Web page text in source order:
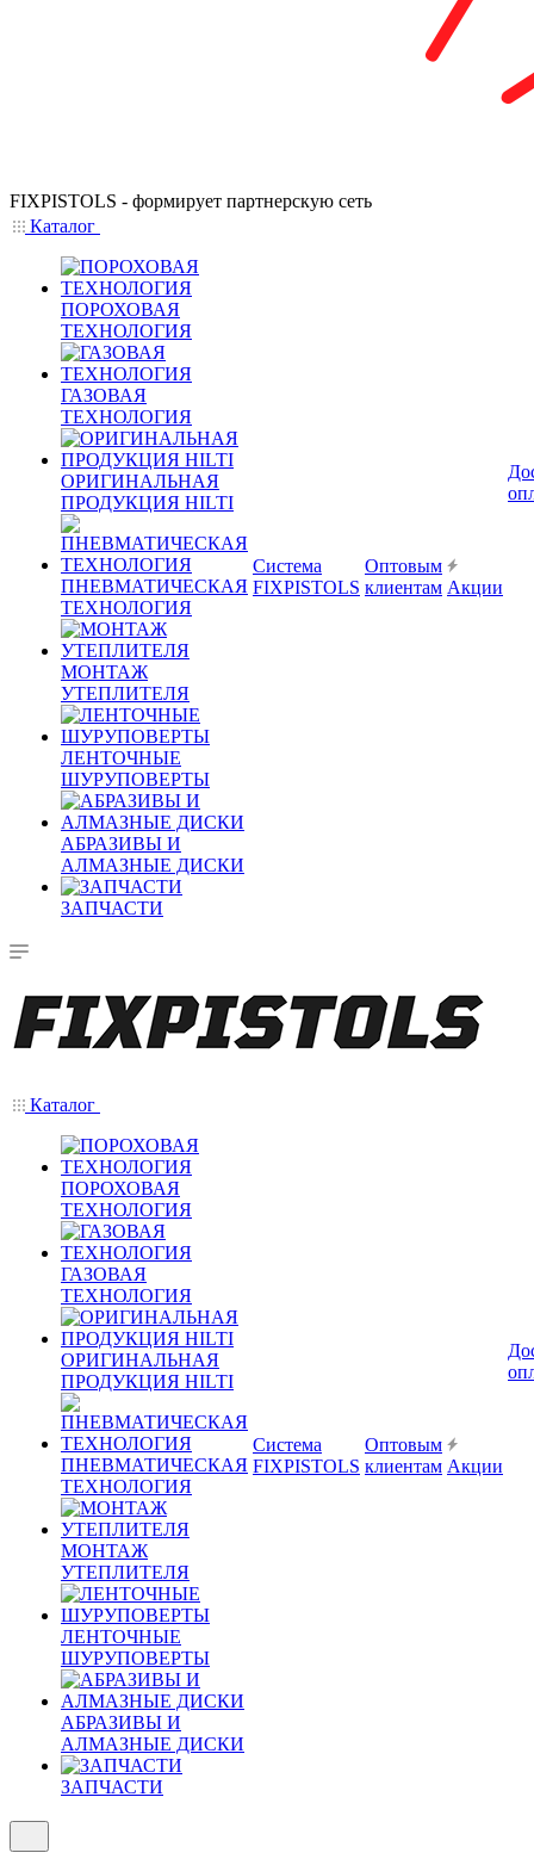
FIXPISTOLS - формирует партнерскую сеть
Каталог
ПОРОХОВАЯ
ТЕХНОЛОГИЯ
ГАЗОВАЯ
ТЕХНОЛОГИЯ
ОРИГИНАЛЬНАЯ
ПРОДУКЦИЯ HILTI
ПНЕВМАТИЧЕСКАЯ
ТЕХНОЛОГИЯ
МОНТАЖ
УТЕПЛИТЕЛЯ
ЛЕНТОЧНЫЕ
ШУРУПОВЕРТЫ
АБРАЗИВЫ И
АЛМАЗНЫЕ ДИСКИ
ЗАПЧАСТИ
Система
FIXPISTOLS
Оптовым
клиентам Акции
Каталог
ПОРОХОВАЯ
ТЕХНОЛОГИЯ
ГАЗОВАЯ
ТЕХНОЛОГИЯ
ОРИГИНАЛЬНАЯ
ПРОДУКЦИЯ HILTI
ПНЕВМАТИЧЕСКАЯ
ТЕХНОЛОГИЯ
МОНТАЖ
УТЕПЛИТЕЛЯ
ЛЕНТОЧНЫЕ
ШУРУПОВЕРТЫ
АБРАЗИВЫ И
АЛМАЗНЫЕ ДИСКИ
ЗАПЧАСТИ
Система
FIXPISTOLS
Оптовым
клиентам Акции